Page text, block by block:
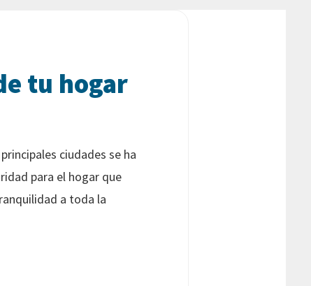
tu hogar
ciudades se ha
para el hogar que
a toda la